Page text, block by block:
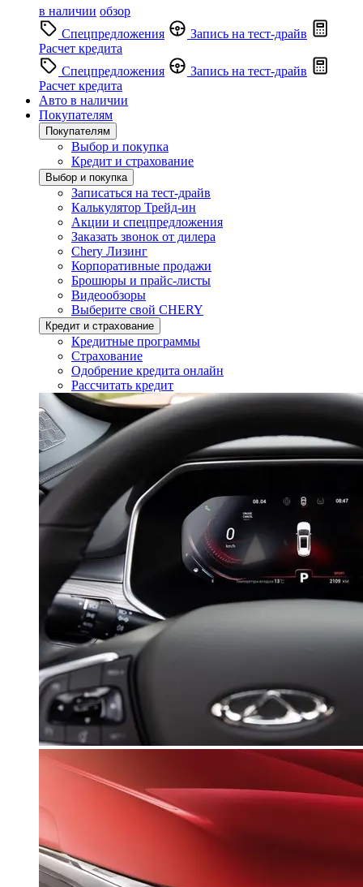
в наличии обзор
Спецпредложения
Запись на тест-драйв
Расчет кредита
Спецпредложения
Запись на тест-драйв
Расчет кредита
Авто в наличии
Покупателям
Покупателям
Выбор и покупка
Кредит и страхование
Выбор и покупка
Записаться на тест-драйв
Калькулятор Трейд-ин
Акции и спецпредложения
Заказать звонок от дилера
Chery Лизинг
Корпоративные продажи
Брошюры и прайс-листы
Видеообзоры
Выберите свой CHERY
Кредит и страхование
Кредитные программы
Страхование
Одобрение кредита онлайн
Рассчитать кредит